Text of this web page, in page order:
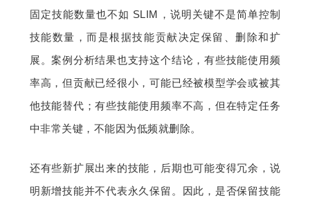
固定技能数量也不如 SLIM，说明关键不是简单控制
技能数量，而是根据技能贡献决定保留、删除和扩
展。案例分析结果也支持这个结论，有些技能使用频
率高，但贡献已经很小，可能已经被模型学会或被其
他技能替代；有些技能使用频率不高，但在特定任务
中非常关键，不能因为低频就删除。
还有些新扩展出来的技能，后期也可能变得冗余，说
明新增技能并不代表永久保留。因此，是否保留技能